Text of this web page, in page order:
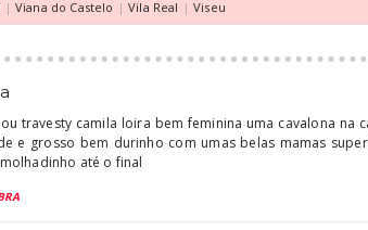
| Viana do Castelo | Vila Real | Viseu
travesty camila loira bem feminina uma cavalona na
e grosso bem durinho com umas belas mamas
até o final